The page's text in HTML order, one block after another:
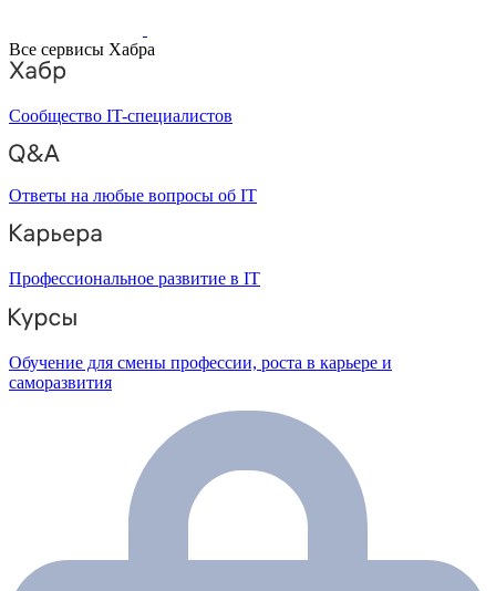
Все сервисы Хабра
Сообщество IT-специалистов
Ответы на любые вопросы об IT
Профессиональное развитие в IT
Обучение для смены профессии, роста в карьере и
саморазвития